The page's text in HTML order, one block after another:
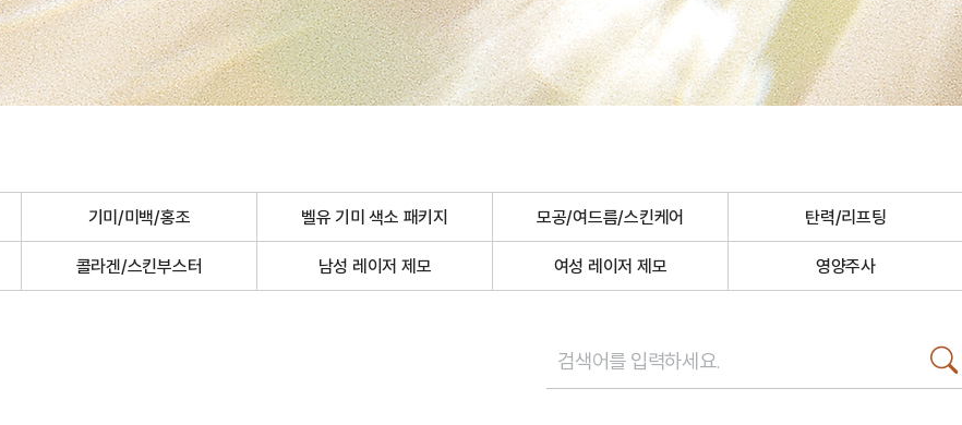
기미/미백/홍조 벨유 기미 색소 패키지 모공/여드름/스킨케어 탄력/리프팅
콜라겐/스킨부스터 남성 레이저 제모 여성 레이저 제모 영양주사